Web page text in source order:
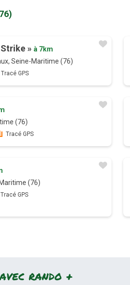
» à 7km
Seine-Maritime (76)
Tracé GPS
(76)
Tracé GPS
(76)
Tracé GPS
rando +